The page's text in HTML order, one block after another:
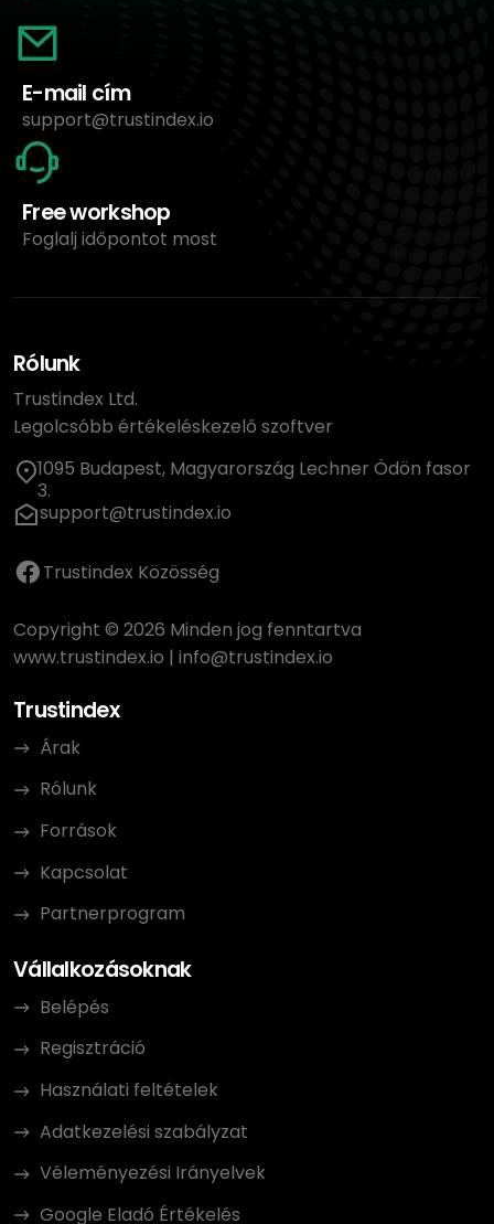
E-mail cím
support@trustindex.io
Free workshop
Foglalj időpontot most
Rólunk
Trustindex Ltd.
Legolcsóbb értékeléskezelő szoftver
1095 Budapest, Magyarország Lechner Ödön fasor
3.
support@trustindex.io
Trustindex Közösség
Copyright © 2026 Minden jog fenntartva
www.trustindex.io | info@trustindex.io
Trustindex
Árak
Rólunk
Források
Kapcsolat
Partnerprogram
Vállalkozásoknak
Belépés
Regisztráció
Használati feltételek
Adatkezelési szabályzat
Véleményezési Irányelvek
Google Eladó Értékelés